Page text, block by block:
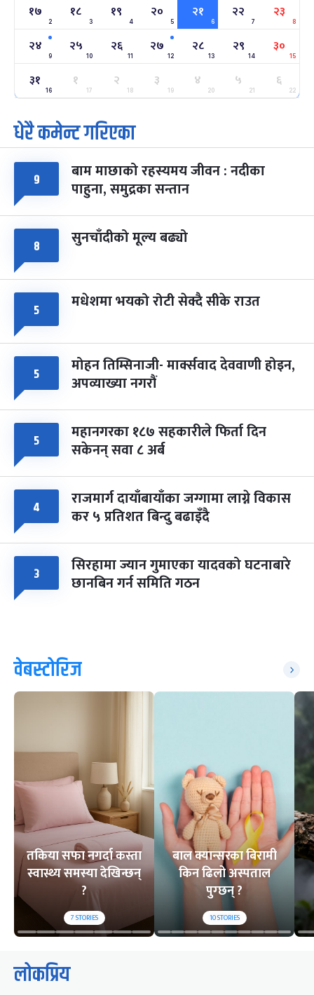
सोम फाल्गुन २४, २०८३- Mar 8, 2027
२५
मंगल
ग्याल्पो ल्होसार
फाल्गुन २५, २०८३ Mar 9, 2027
७ महिना बाँकी
७
आइत
पूर्णिमा व्रत
चैत्र ७, २०८३-Mar 21, 2027
८
सोम
फागुपूर्णिमा
चैत्र ८, २०८३-Mar 22, 2027
७ महिना बाँकी
१७
2
१८
3
१९
4
२०
5
२१
6
२२
7
२३
8
२४
9
२५
10
२६
11
२७
12
२८
13
२९
14
३०
15
३१
16
१
17
२
18
३
19
४
20
५
21
६
22
धेरै कमेन्ट गरिएका
९ बाम माछाको रहस्यमय जीवन : नदीका
पाहुना, समुद्रका सन्तान
८ सुनचाँदीको मूल्य बढ्यो
५ मधेशमा भयको रोटी सेक्दै सीके राउत
५ मोहन तिम्सिनाजी- मार्क्सवाद देववाणी होइन,
अपव्याख्या नगरौं
५ महानगरका १८७ सहकारीले फिर्ता दिन
सकेनन् सवा ८ अर्ब
४ राजमार्ग दायाँबायाँका जग्गामा लाग्ने विकास
कर ५ प्रतिशत बिन्दु बढाइँदै
३ सिरहामा ज्यान गुमाएका यादवको घटनाबारे
छानबिन गर्न समिति गठन
वेबस्टोरिज
तकिया सफा नगर्दा कस्ता
स्वास्थ्य समस्या देखिन्छन्
?
7STORIES
बाल क्यान्सरका बिरामी
किन ढिलो अस्पताल
पुग्छन् ?
10STORIES
लोकप्रिय